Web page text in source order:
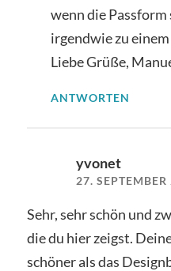
wenn die
irgendwie zu
Liebe Grüße,
ANTWORTEN
yvonet
27.
Sehr, sehr schön und
die du hier zeigst.
schöner als das